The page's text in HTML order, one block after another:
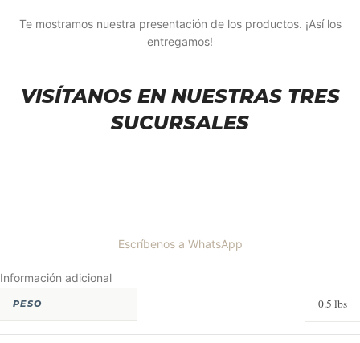
Te mostramos nuestra presentación de los productos. ¡Así los
entregamos!
VISÍTANOS EN NUESTRAS TRES
SUCURSALES
Escríbenos a WhatsApp
Información adicional
PESO 0.5 lbs